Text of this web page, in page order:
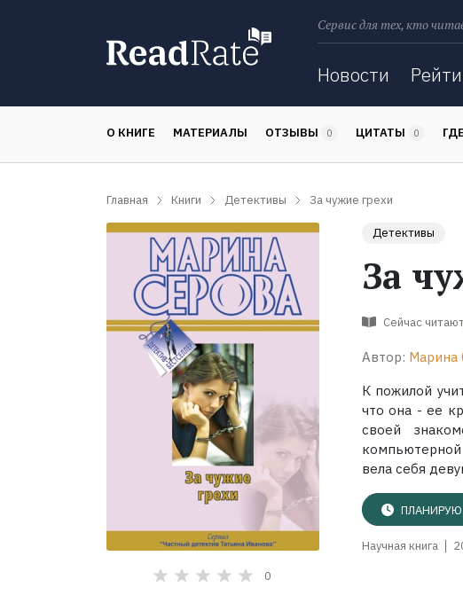
Сервис для тех, кто
Новости
О КНИГЕ МАТЕРИАЛЫ ОТЗЫВЫ 0 ЦИТАТЫ 0
Главная Книги Детективы За чужие грехи
0
Детективы
За
Сейчас
Автор: Марина
К пожилой
что она - ее
своей
вела себя
ПЛАНИРУЮ
Научная книга